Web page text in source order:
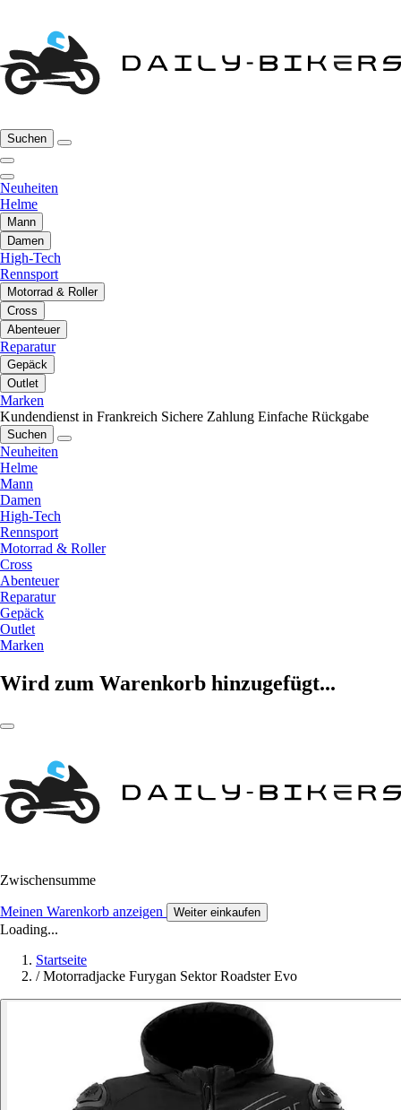
Suchen
Neuheiten
Helme
Mann
Damen
High-Tech
Rennsport
Motorrad & Roller
Cross
Abenteuer
Reparatur
Gepäck
Outlet
Marken
Kundendienst in Frankreich Sichere Zahlung Einfache Rückgabe
Suchen
Neuheiten
Helme
Mann
Damen
High-Tech
Rennsport
Motorrad & Roller
Cross
Abenteuer
Reparatur
Gepäck
Outlet
Marken
Wird zum Warenkorb hinzugefügt...
Zwischensumme
Meinen Warenkorb anzeigen Weiter einkaufen
Loading...
Startseite
/ Motorradjacke Furygan Sektor Roadster Evo